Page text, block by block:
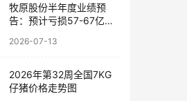
牧原股份半年度业绩预
告：预计亏损57-67亿
波动
2026-07-13
2026年第32周全国7KG
仔猪价格走势图